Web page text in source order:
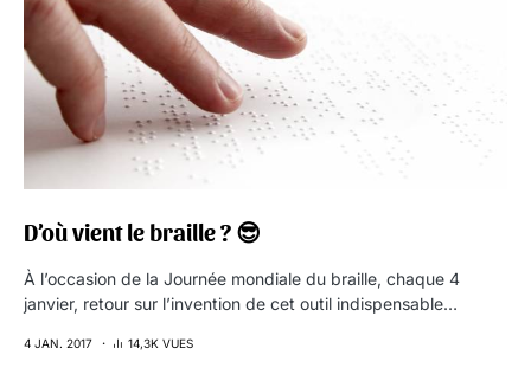
D’où vient le braille ? 😎
À l’occasion de la Journée mondiale du braille, chaque 4
janvier, retour sur l’invention de cet outil indispensable…
4 JAN. 2017 14,3K VUES